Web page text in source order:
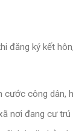
đăng ký kết
công dân,
nơi đang cư trú